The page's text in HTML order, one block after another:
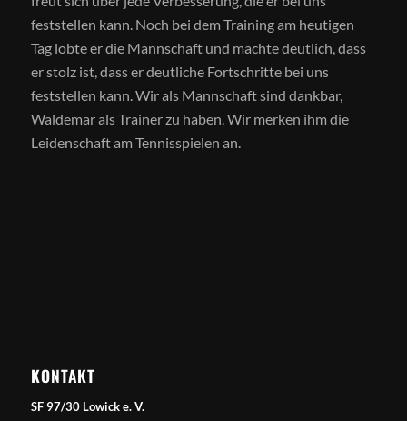
feststellen kann. Noch bei dem Training am heutigen
Tag lobte er die Mannschaft und machte deutlich, dass
er stolz ist, dass er deutliche Fortschritte bei uns
feststellen kann. Wir als Mannschaft sind dankbar,
Waldemar als Trainer zu haben. Wir merken ihm die
Leidenschaft am Tennisspielen an.
KONTAKT
SF 97/30 Lowick e. V.